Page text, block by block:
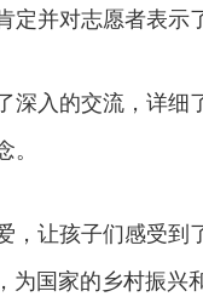
并对志愿者表示
入的交流，详细
让孩子们感受到
国家的乡村振兴